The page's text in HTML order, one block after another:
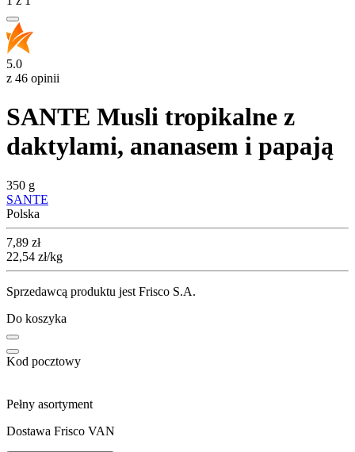
5.0
z 46 opinii
SANTE Musli tropikalne z
daktylami, ananasem i papają
350 g
SANTE
Polska
Cena
7,89 zł
22,54 zł/kg
Sprzedawcą produktu jest Frisco S.A.
Do koszyka
Kod pocztowy
Pełny asortyment
Dostawa Frisco VAN